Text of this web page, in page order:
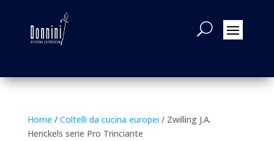
Home / Coltelli da cucina europei / Zwilling J.A.
Henckels serie Pro Trinciante